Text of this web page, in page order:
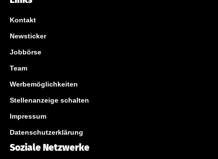
Kontakt
Newsticker
Jobbörse
Team
Werbemöglichkeiten
Stellenanzeige schalten
Impressum
Datenschutzerklärung
Soziale Netzwerke